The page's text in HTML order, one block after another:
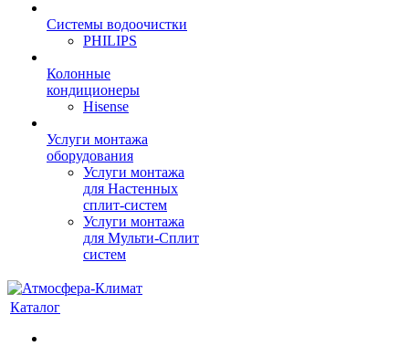
Системы водоочистки
PHILIPS
Колонные
кондиционеры
Hisense
Услуги монтажа
оборудования
Услуги монтажа
для Настенных
сплит-систем
Услуги монтажа
для Мульти-Сплит
систем
Каталог